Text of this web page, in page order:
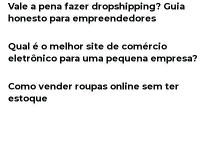
Vale a pena fazer dropshipping? Guia
honesto para empreendedores
Qual é o melhor site de comércio
eletrônico para uma pequena empresa?
Como vender roupas online sem ter
estoque